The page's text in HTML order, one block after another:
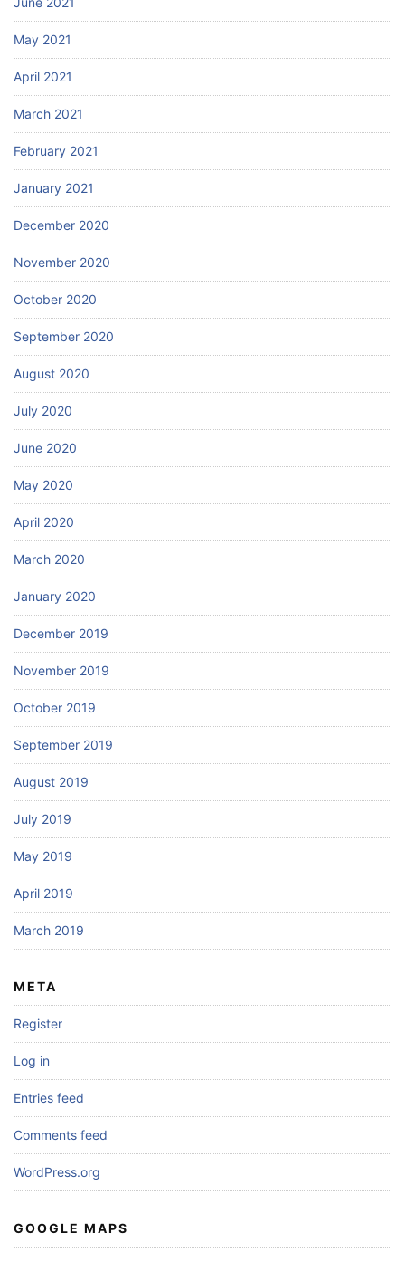
May 2021
April 2021
March 2021
February 2021
January 2021
December 2020
November 2020
October 2020
September 2020
August 2020
July 2020
June 2020
May 2020
April 2020
March 2020
January 2020
December 2019
November 2019
October 2019
September 2019
August 2019
July 2019
May 2019
April 2019
March 2019
META
Register
Log in
Entries feed
Comments feed
WordPress.org
GOOGLE MAPS